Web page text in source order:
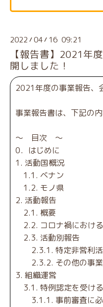
2022 /04/ 16 09:21
【報告書】2021年
開しました！
2021年度の事業報告、
事業報告書は、下記の
～ 目次 ～
0．はじめに
1. 活動国概況
1.1. ベナン
1.2. モノ県
2. 活動報告
2.1. 概要
2.2. コロナ禍におけ
2.3. 活動別報告
2.3.1. 特定非営利活
2.3.2. その他の事業
3. 組織運営
3.1. 特例認定を受け
3.1.1. 事前審査に必